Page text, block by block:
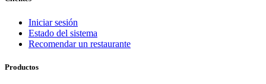
Iniciar sesión
Estado del sistema
Recomendar un restaurante
Productos